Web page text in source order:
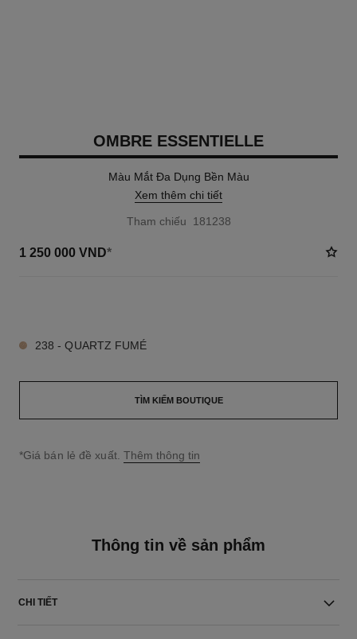
OMBRE ESSENTIELLE
Màu Mắt Đa Dụng Bền Màu
Xem thêm chi tiết
Tham chiếu 181238
1 250 000 VND*
238 - QUARTZ FUMÉ
TÌM KIẾM BOUTIQUE
↩
*Giá bán lẻ đề xuất. Thêm thông tin
Thông tin về sản phẩm
CHI TIẾT